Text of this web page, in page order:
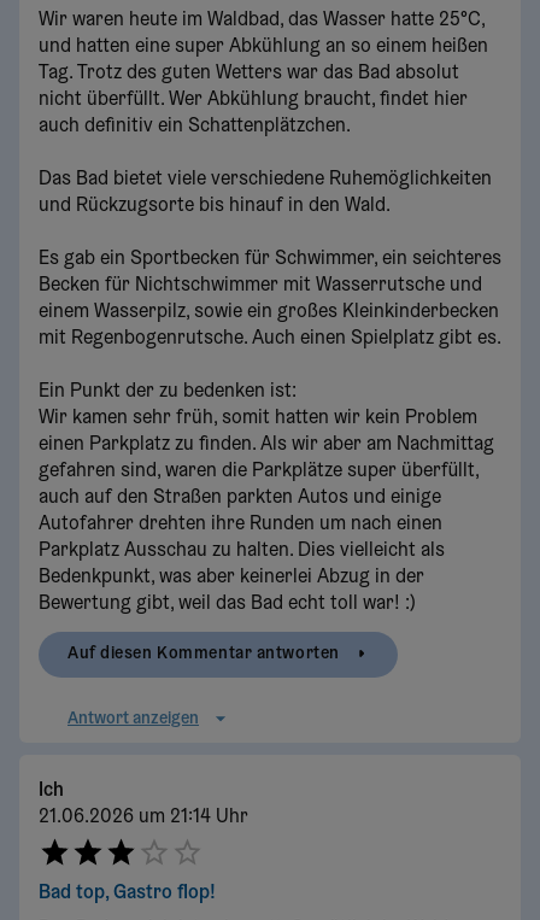
Wir waren heute im Waldbad, das Wasser hatte 25°C,
und hatten eine super Abkühlung an so einem heißen
Tag. Trotz des guten Wetters war das Bad absolut
nicht überfüllt. Wer Abkühlung braucht, findet hier
auch definitiv ein Schattenplätzchen.
Das Bad bietet viele verschiedene Ruhemöglichkeiten
und Rückzugsorte bis hinauf in den Wald.
Es gab ein Sportbecken für Schwimmer, ein seichteres
Becken für Nichtschwimmer mit Wasserrutsche und
einem Wasserpilz, sowie ein großes Kleinkinderbecken
mit Regenbogenrutsche. Auch einen Spielplatz gibt es.
Ein Punkt der zu bedenken ist:
Wir kamen sehr früh, somit hatten wir kein Problem
einen Parkplatz zu finden. Als wir aber am Nachmittag
gefahren sind, waren die Parkplätze super überfüllt,
auch auf den Straßen parkten Autos und einige
Autofahrer drehten ihre Runden um nach einen
Parkplatz Ausschau zu halten. Dies vielleicht als
Bedenkpunkt, was aber keinerlei Abzug in der
Bewertung gibt, weil das Bad echt toll war! :)
Auf diesen Kommentar antworten
Antwort anzeigen
Ich
21.06.2026 um 21:14 Uhr
Bad top, Gastro flop!